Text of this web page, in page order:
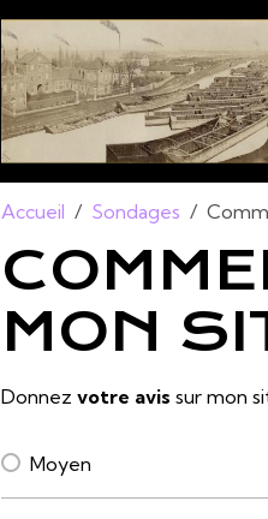
Accueil Sondages
MON
Donnezvotre avis sur mon
Moyen